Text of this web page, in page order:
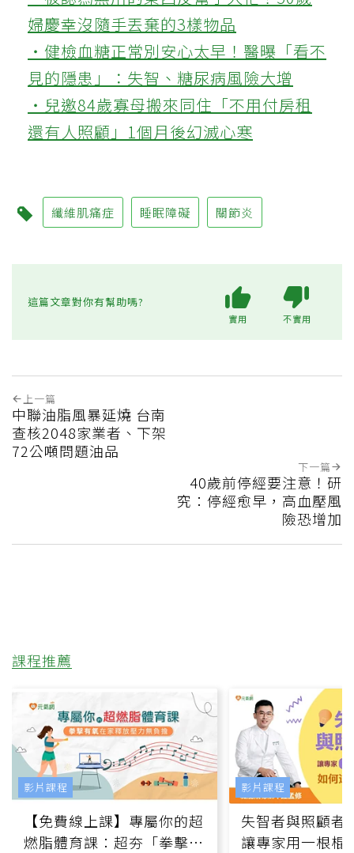
婦慶幸沒隨手丟棄的3樣物品
‧健檢血糖正常別安心太早！醫曝「看不
見的隱患」：失智、糖尿病風險大增
‧兒邀84歲寡母搬來同住「不用付房租
還有人照顧」1個月後幻滅心寒
纖維肌痛症 睡眠障礙 關節炎
這篇文章對你有幫助嗎?
實用 不實用
上一篇
中聯油脂風暴延燒 台南
查核2048家業者、下架
72公噸問題油品
下一篇
40歲前停經要注意！研
究：停經愈早，高血壓風
險恐增加
課程推薦
【免費線上課】專屬你的超
燃脂體育課：超夯「拳擊有
影片課程
失智者與照顧者
讓專家用一根棍
影片課程